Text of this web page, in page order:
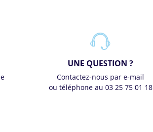
UNE QUESTION ?
Contactez-nous par e-mail
ou téléphone au 03 25 75 01 18